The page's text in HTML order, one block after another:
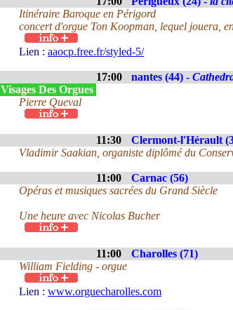
Itinéraire Baroque en Périgord
concert d'orgue Ton Koopman, lequel jouera,
Lien : aaocp.free.fr/styled-5/
17:00 nantes (44) -
Visages Des Orgues
Pierre Queval
11:30 Clermont-l'Hérault
Vladimir Saakian, organiste diplômé du
11:00
Carnac (56)
Opéras et musiques sacrées du Grand Siècle
Une heure avec Nicolas Bucher
11:00
Charolles (71)
William Fielding - orgue
Lien : www.orguecharolles.com